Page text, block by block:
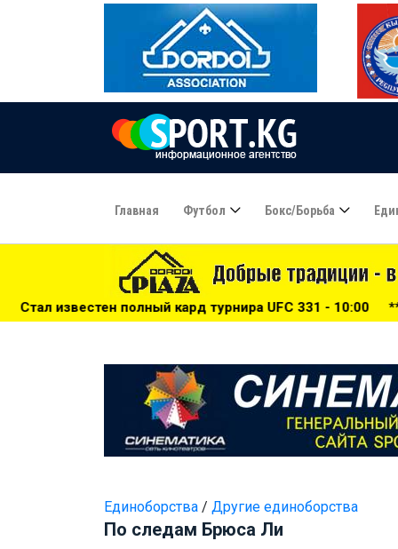
Главная Футбол Бокс/борьба
кард турнира UFC 331 - 10:00 ***Фабио
Единоборства / Другие единоборства
По следам Брюса Ли